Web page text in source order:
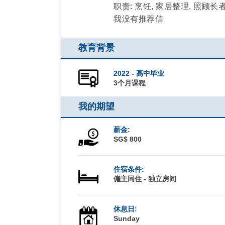
职责: 烹饪, 家居整理, 照顾长
我没有推荐信
教育背景
2022 - 高中毕业
3个月课程
我的期望
薪金:
SG$ 800
住宿条件:
僱主同住 - 独立房间
休息日:
Sunday